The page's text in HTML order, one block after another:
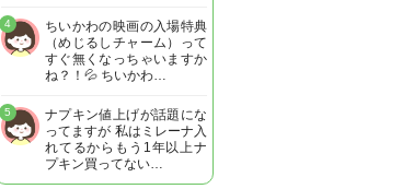
ちいかわの映画の入場特典
（めじるしチャーム）って
すぐ無くなっちゃいますか
ね？！💦 ちいかわ…
4
ナプキン値上げが話題にな
ってますが 私はミレーナ入
れてるからもう1年以上ナ
プキン買ってない…
5